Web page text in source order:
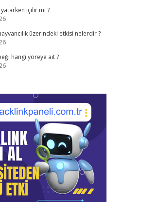
içilir mi ?
üzerindeki etkisi nelerdir ?
hangi yöreye ait ?